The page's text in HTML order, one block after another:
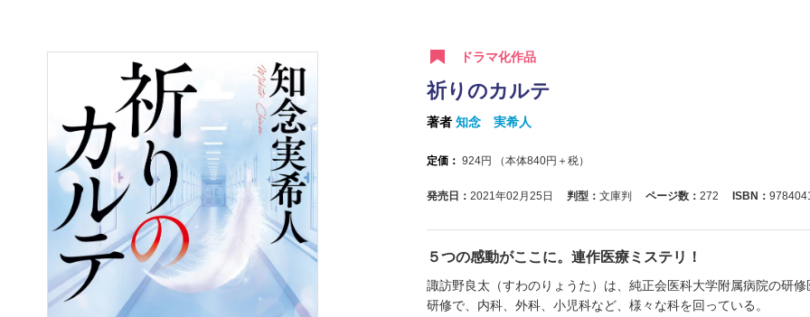
ドラマ化作品
祈りのカルテ
著者 知念 実希人
定価： 924円 （本体840円＋税）
発売日： 2021年02月25日 判型： 文庫判 ページ数： 272 ISBN：
５つの感動がここに。連作医療ミステリ！
諏訪野良太（すわのりょうた）は、純正会医科大学附属病院の研
研修で、内科、外科、小児科など、様々な科を回っている。